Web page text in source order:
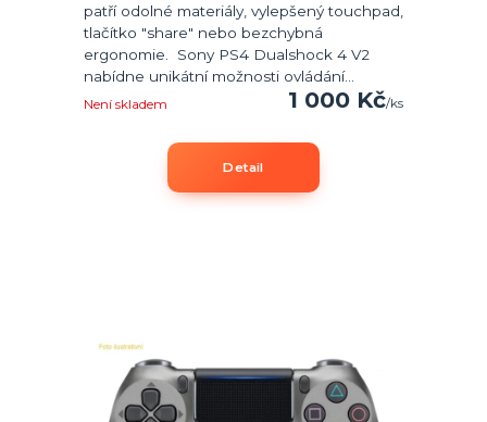
patří odolné materiály, vylepšený touchpad,
tlačítko "share" nebo bezchybná
ergonomie. Sony PS4 Dualshock 4 V2
nabídne unikátní možnosti ovládání...
1 000 Kč/ks
Není skladem
Detail